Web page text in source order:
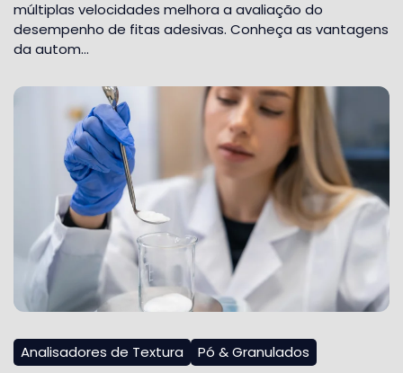
múltiplas velocidades melhora a avaliação do
desempenho de fitas adesivas. Conheça as vantagens
da autom…
Analisadores de Textura Pó & Granulados